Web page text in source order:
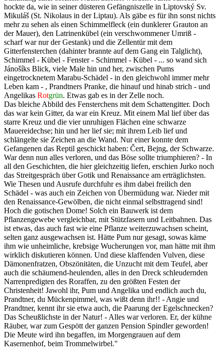
hockte da, wie in seiner düsteren Gefängniszelle in Liptovský Sv.
Mikuláš (St. Nikolaus in der Liptau). Als gäbe es für ihn sonst nichts
mehr zu sehen als einen Schimmelfleck (ein dunklerer Grauton an
der Mauer), den Latrinenkübel (ein verschwommener Umriß -
scharf war nur der Gestank) und die Zellentür mit dem
Gitterfensterchen (dahinter brannte auf dem Gang ein Talglicht),
Schimmel - Kübel - Fenster - Schimmel - Kübel - ... so wand sich
Jánošíks Blick, viele Male hin und her, zwischen Pums
eingetrocknetem Marabu-Schädel - in den gleichwohl immer mehr
Leben kam - , Prandtners Pranke, die hinauf und hinab strich - und
Angelikas Rotgrün. Etwas gab es in der Zelle noch.
Das bleiche Abbild des Fensterchens mit dem Schattengitter. Doch
das war kein Gitter, da war ein Kreuz. Mit einem Mal lief über das
starre Kreuz und die vier unruhigen Flächen eine schwarze
Mauereidechse; hin und her lief sie; mit ihrem Leib lief und
schlängelte sie Zeichen an die Wand. Nur einer konnte dem
Gefangenen das Reptil geschickt haben: Čert, Bejng, der Schwarze.
War denn nun alles verloren, und das Böse sollte triumphieren? - In
all den Geschichten, die hier gleichzeitig liefen, erschien Jurko noch
das Streitgespräch über Gotik und Renaissance am erträglichsten.
Wie Thesen und Ausrufe durchfuhr es ihm dabei freilich den
Schädel - was auch ein Zeichen von Übermüdung war. Nieder mit
den Renaissance-Gewölben, die nicht einmal selbsttragend sind!
Hoch die gotischen Dome! Solch ein Bauwerk ist dem
Pflanzengewebe vergleichbar, mit Stützfasern und Leitbahnen. Das
ist etwas, das auch fast wie eine Pflanze weiterzuwachsen scheint,
selten ganz ausgewachsen ist. Hätte Pum nur gesagt, sowas käme
ihm wie unheimliche, krebsige Wucherungen vor, man hätte mit ihm
wirklich diskutieren können. Und diese klaffenden Vulven, diese
Dämonenfratzen, Obszönitäten, die Unzucht mit dem Teufel, aber
auch die schäumend-heulenden, alles in den Dreck schleudernden
Narrenpredigten des Roraffen, zu den größten Festen der
Christenheit! Jawohl ihr, Pum und Angelika und endlich auch du,
Prandtner, du Mückenpimmel, was wißt denn ihr!! - Angie und
Prandtner, kennt ihr sie etwa auch, die Paarung der Egelschnecken?
Das Scheußlichste in der Natur! - Alles war verloren. Er, der kühne
Räuber, war zum Gespött der ganzen Pension Spindler geworden!
Die Meute wird ihn begaffen, im Morgengrauen auf dem
Kasernenhof, beim Trommelwirbel."